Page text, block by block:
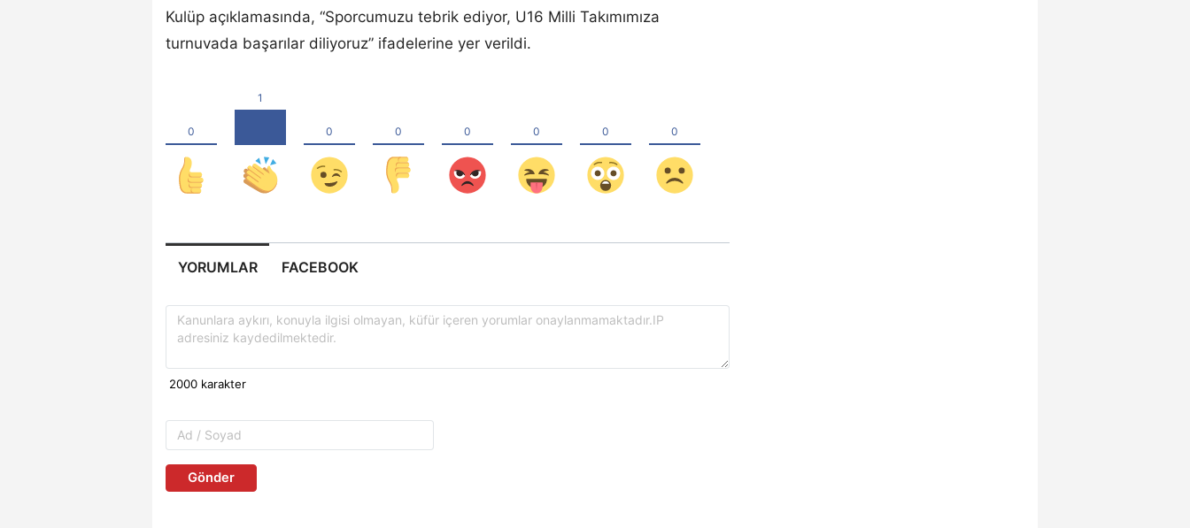
Kulüp açıklamasında, “Sporcumuzu tebrik ediyor, U16 Milli Takımımıza
turnuvada başarılar diliyoruz” ifadelerine yer verildi.
YORUMLAR FACEBOOK
Gönder